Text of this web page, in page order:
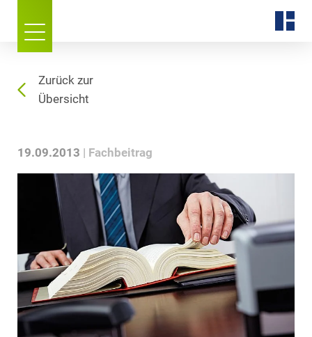
Zurück zur
Übersicht
19.09.2013 Fachbeitrag